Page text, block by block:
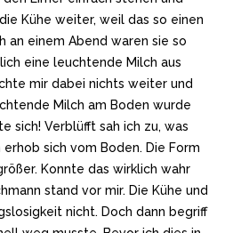
Kühe weiter, weil das so einen
an einem Abend waren sie so
eine leuchtende Milch aus
mir dabei nichts weiter und
Milch am Boden wurde
sich! Verblüfft sah ich zu, was
sich vom Boden. Die Form
Konnte das wirklich wahr
stand vor mir. Die Kühe und
nicht. Doch dann begriff